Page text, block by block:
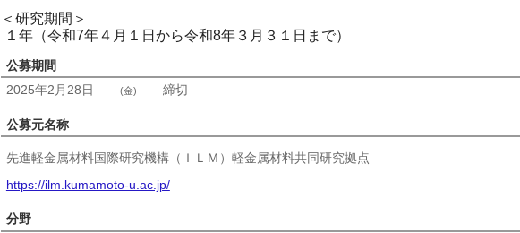
＜研究期間＞
１年（令和7年４月１日から令和8年３月３１日まで）
公募期間
2025年2月28日
(金) 締切
公募元名称
先進軽金属材料国際研究機構（ＩＬＭ）軽金属材料共同研究拠点
https://ilm.kumamoto-u.ac.jp/
分野